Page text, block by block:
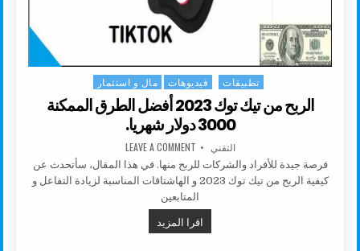
Posted in
تطبيقات فيديوهات مال و استثمار
الربح من تيك توك 2023 أفضل الطرق الممكنة
3000 دولار شهريا.
AUTHOR:
التقني LEAVE A COMMENTON الربح من تيك توك 2023 أفضل الطرق الممكنة 3000 دولار شهريا.
فرصة جيدة للأفراد والشركات للربح منها. في هذا المقال، سأتحدث عن
كيفية الربح من تيك توك 2023 و الهاشتاقات المناسبة لزيادة التفاعل و
المتابعين
اقرا المزيد